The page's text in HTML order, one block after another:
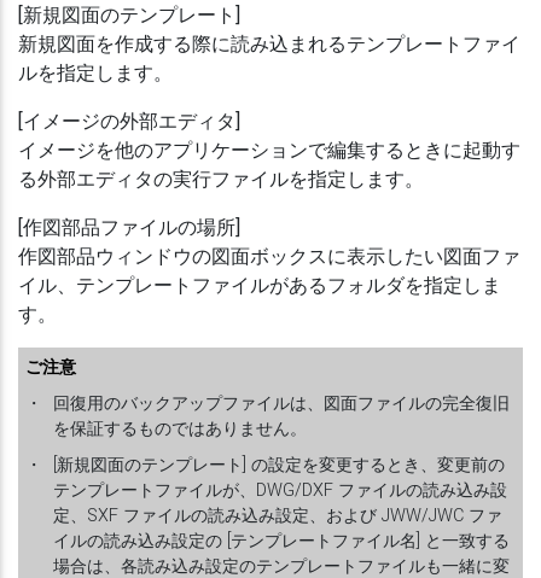
[新規図面のテンプレート]
新規図面を作成する際に読み込まれるテンプレートファイ
ルを指定します。
[イメージの外部エディタ]
イメージを他のアプリケーションで編集するときに起動す
る外部エディタの実行ファイルを指定します。
[作図部品ファイルの場所]
作図部品ウィンドウの図面ボックスに表示したい図面ファ
イル、テンプレートファイルがあるフォルダを指定しま
す。
ご注意
・
回復用のバックアップファイルは、図面ファイルの完全復旧
を保証するものではありません。
・
[新規図面のテンプレート] の設定を変更するとき、変更前の
テンプレートファイルが、DWG/DXF ファイルの読み込み設
定、SXF ファイルの読み込み設定、および JWW/JWC ファ
イルの読み込み設定の [テンプレートファイル名] と一致する
場合は、各読み込み設定のテンプレートファイルも一緒に変